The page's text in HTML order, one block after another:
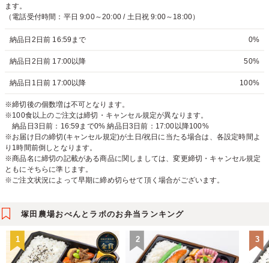
ます。
（電話受付時間：平日 9:00～20:00 / 土日祝 9:00～18:00）
納品日2日前 16:59まで 0%
納品日2日前 17:00以降 50%
納品日1日前 17:00以降 100%
※締切後の個数増は不可となります。
※100食以上のご注文は締切・キャンセル規定が異なります。
納品日3日前：16:59まで0% 納品日3日前：17:00以降100%
※お届け日の締切(キャンセル規定)が土日/祝日に当たる場合は、各設定時間よ
り1時間前倒しとなります。
※商品名に締切の記載がある商品に関しましては、変更締切・キャンセル規定
ともにそちらに準じます。
※ご注文状況によって早期に締め切らせて頂く場合がございます。
塚田農場おべんとラボのお弁当ランキング
1 2 3